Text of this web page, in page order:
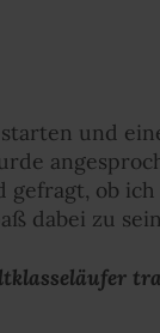
und
ob
dabei zu